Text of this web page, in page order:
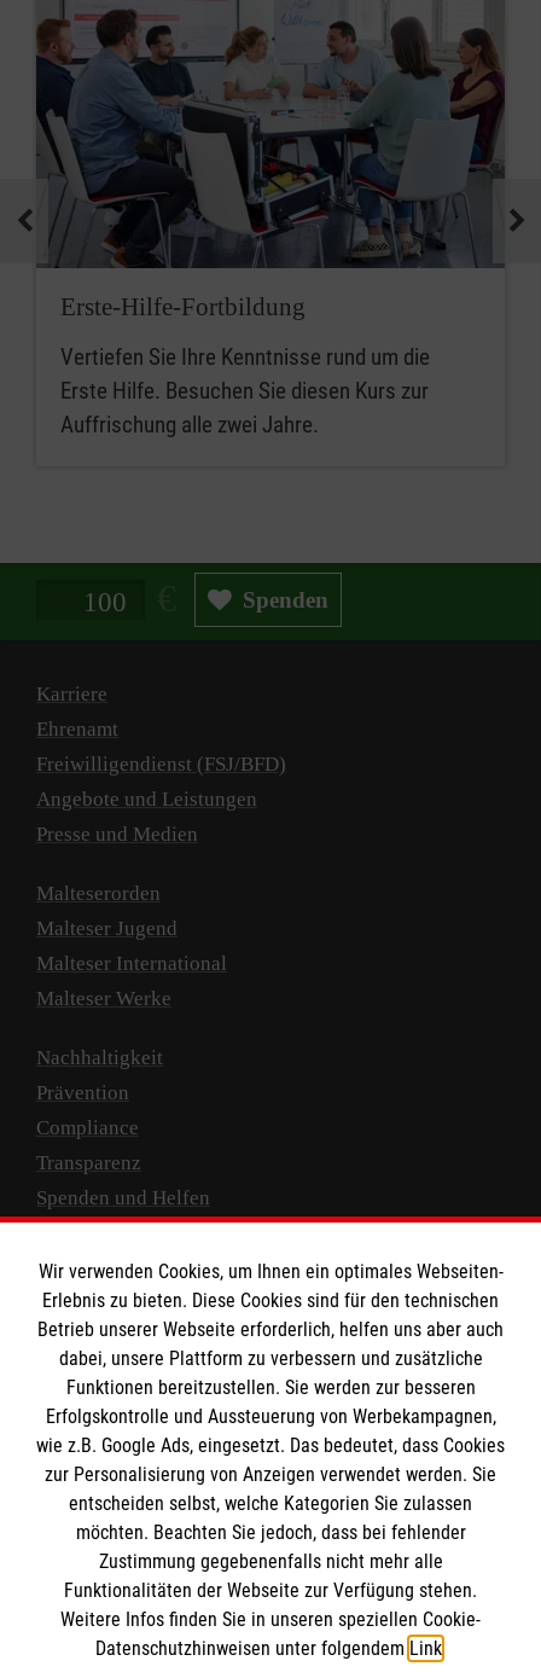
Erste-Hilfe-Fortbildung
Vertiefen Sie Ihre Kenntnisse rund um die
Erste Hilfe. Besuchen Sie diesen Kurs zur
Auffrischung alle zwei Jahre.
Spendenbetrag in Euro Spenden
Karriere
Ehrenamt
Freiwilligendienst (FSJ/BFD)
Angebote und Leistungen
Presse und Medien
Malteserorden
Malteser Jugend
Malteser International
Malteser Werke
Nachhaltigkeit
Prävention
Compliance
Transparenz
Spenden und Helfen
Empfänger: Malteser Hilfsdienst e.V.
IBAN: DE10 3706 0120 1201 2000 12
BIC: GENODED 1PA7
Newsletter abonnieren
Wir verwenden Cookies, um Ihnen ein optimales Webseiten-
Erlebnis zu bieten. Diese Cookies sind für den technischen
Betrieb unserer Webseite erforderlich, helfen uns aber auch
dabei, unsere Plattform zu verbessern und zusätzliche
Funktionen bereitzustellen. Sie werden zur besseren
Erfolgskontrolle und Aussteuerung von Werbekampagnen,
wie z.B. Google Ads, eingesetzt. Das bedeutet, dass Cookies
zur Personalisierung von Anzeigen verwendet werden. Sie
entscheiden selbst, welche Kategorien Sie zulassen
möchten. Beachten Sie jedoch, dass bei fehlender
Zustimmung gegebenenfalls nicht mehr alle
Funktionalitäten der Webseite zur Verfügung stehen.
Weitere Infos finden Sie in unseren speziellen Cookie-
Datenschutzhinweisen unter folgendem Link.